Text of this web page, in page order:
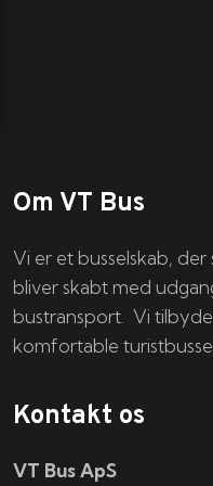
Om VT Bus
Vi er et busselskab,
bliver skabt med
bustransport. Vi
komfortable
Kontakt os
VT Bus ApS